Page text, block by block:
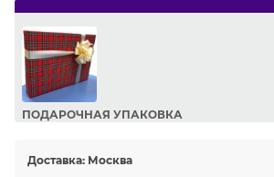
ПОДАРОЧНАЯ УПАКОВКА
Доставка: Москва